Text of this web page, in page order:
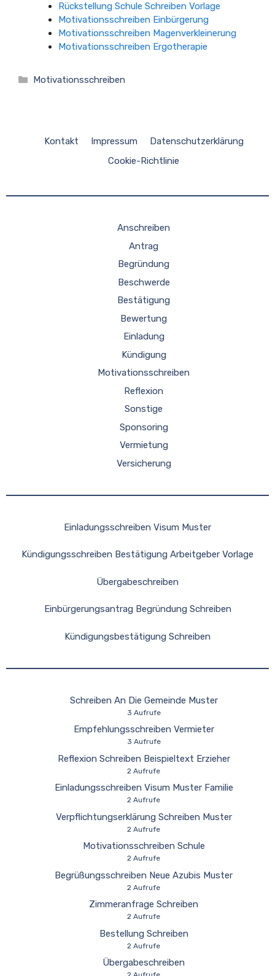
Rückstellung Schule Schreiben Vorlage
Motivationsschreiben Einbürgerung
Motivationsschreiben Magenverkleinerung
Motivationsschreiben Ergotherapie
Kategorien
Motivationsschreiben
Kontakt Impressum
Datenschutzerklärung
Cookie-Richtlinie
Anschreiben
Antrag
Begründung
Beschwerde
Bestätigung
Bewertung
Einladung
Kündigung
Motivationsschreiben
Reflexion
Sonstige
Sponsoring
Vermietung
Versicherung
Einladungsschreiben Visum Muster
Kündigungsschreiben Bestätigung Arbeitgeber Vorlage
Übergabeschreiben
Einbürgerungsantrag Begründung Schreiben
Kündigungsbestätigung Schreiben
Schreiben An Die Gemeinde Muster
3 Aufrufe
Empfehlungsschreiben Vermieter
3 Aufrufe
Reflexion Schreiben Beispieltext Erzieher
2 Aufrufe
Einladungsschreiben Visum Muster Familie
2 Aufrufe
Verpflichtungserklärung Schreiben Muster
2 Aufrufe
Motivationsschreiben Schule
2 Aufrufe
Begrüßungsschreiben Neue Azubis Muster
2 Aufrufe
Zimmeranfrage Schreiben
2 Aufrufe
Bestellung Schreiben
2 Aufrufe
Übergabeschreiben